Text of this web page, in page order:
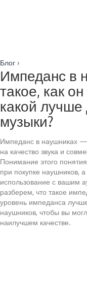
Блог ›
Импеданс в
такое, как
какой
музыки?
Импеданс в наушниках —
на качество звука и
Понимание этого
при покупке наушников,
использование с вашим
разберем, что такое
уровень импеданса
наушников, чтобы вы
наилучшем качестве.